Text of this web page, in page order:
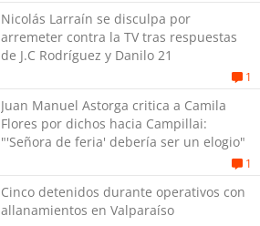
Nicolás Larraín se disculpa por
arremeter contra la TV tras respuestas
de J.C Rodríguez y Danilo 21
1
Juan Manuel Astorga critica a Camila
Flores por dichos hacia Campillai:
"'Señora de feria' debería ser un elogio"
1
Cinco detenidos durante operativos con
allanamientos en Valparaíso